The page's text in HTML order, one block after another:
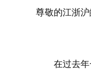
尊敬的江浙沪
在过去